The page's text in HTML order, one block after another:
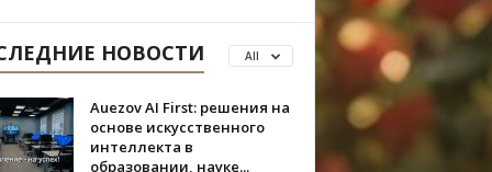
НОВОСТИ All
Auezov AI First: решения на
основе искусственного
интеллекта в
образовании, науке...